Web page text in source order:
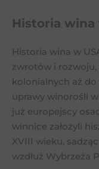
Historia wina
Historia wina w
zwrotów i
kolonialnych aż do
uprawy winorośli
już europejscy
winnice założyli
XVIII wieku,
wzdłuż Wybrzeża